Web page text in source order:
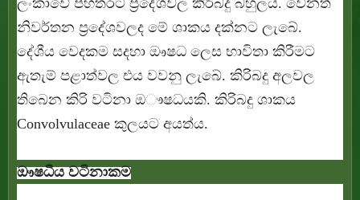
ලංකාවේ පහතරට ප්‍රදේශවල කිරිබදු බහුලය. වෙනත්
නිවර්තන ප්‍රදේශවලද මේ ශාකය දක්නට ලැබේ.
දේශීය වෙදකම සදහා ඖෂධ ලෙස භාවිතා කිරීමට
ඇතැම් පළාත්වල එය වවනු ලැබේ. කිරිබදු අලවල
තිබෙන කිරි වටිනා ඔෟෂධයකි. කිරිබදු ශාකය
Convolvulaceae කුලයට අයත්ය.
ඖෂධීය වටිනාකම